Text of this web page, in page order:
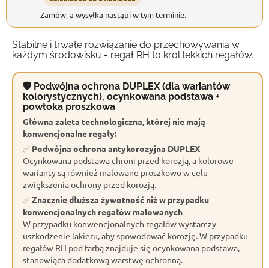
Zamów, a wysyłka nastąpi w tym terminie.
Stabilne i trwałe rozwiązanie do przechowywania w
każdym środowisku - regał RH to król lekkich regałów.
🛡 Podwójna ochrona DUPLEX (dla wariantów
kolorystycznych), ocynkowana podstawa +
powłoka proszkowa
Główna zaleta technologiczna, której nie mają
konwencjonalne regały:
✅ Podwójna ochrona antykorozyjna DUPLEX
Ocynkowana podstawa chroni przed korozją, a kolorowe
warianty są również malowane proszkowo w celu
zwiększenia ochrony przed korozją.
✅Znacznie dłuższa żywotność niż w przypadku
konwencjonalnych regałów malowanych
W przypadku konwencjonalnych regałów wystarczy
uszkodzenie lakieru, aby spowodować korozję. W przypadku
regałów RH pod farbą znajduje się ocynkowana podstawa,
stanowiąca dodatkową warstwę ochronną.